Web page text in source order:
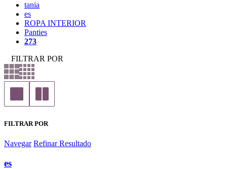
tania
es
ROPA INTERIOR
Panties
273
FILTRAR POR
FILTRAR POR
Navegar Refinar Resultado
es